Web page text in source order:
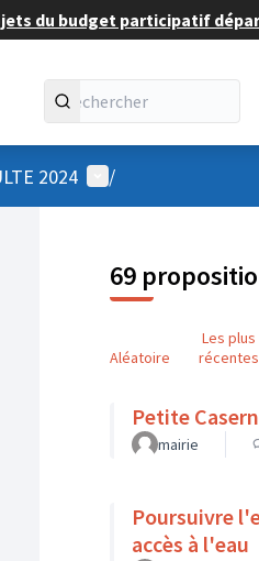
du budget participatif
2024 Menu utilisateur
/
69
Aléatoire
Les plus
récentes
Petite
mairie
Poursuivre
accès à l'eau